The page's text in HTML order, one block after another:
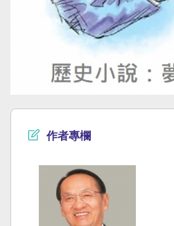
作者專欄